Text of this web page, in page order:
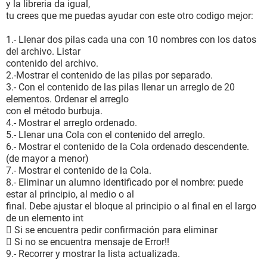
y la libreria da igual,
tu crees que me puedas ayudar con este otro codigo mejor:
1.- Llenar dos pilas cada una con 10 nombres con los datos
del archivo. Listar
contenido del archivo.
2.-Mostrar el contenido de las pilas por separado.
3.- Con el contenido de las pilas llenar un arreglo de 20
elementos. Ordenar el arreglo
con el método burbuja.
4.- Mostrar el arreglo ordenado.
5.- Llenar una Cola con el contenido del arreglo.
6.- Mostrar el contenido de la Cola ordenado descendente.
(de mayor a menor)
7.- Mostrar el contenido de la Cola.
8.- Eliminar un alumno identificado por el nombre: puede
estar al principio, al medio o al
final. Debe ajustar el bloque al principio o al final en el largo
de un elemento int
 Si se encuentra pedir confirmación para eliminar
 Si no se encuentra mensaje de Error!!
9.- Recorrer y mostrar la lista actualizada.